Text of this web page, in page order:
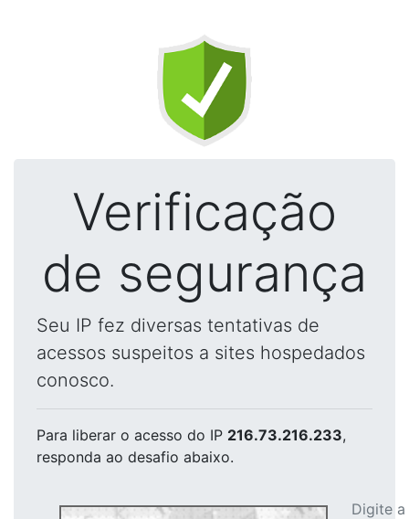
Verificação
de segurança
Seu IP fez diversas tentativas de
acessos suspeitos a sites hospedados
conosco.
Para liberar o acesso do IP 216.73.216.233,
responda ao desafio abaixo.
Digite